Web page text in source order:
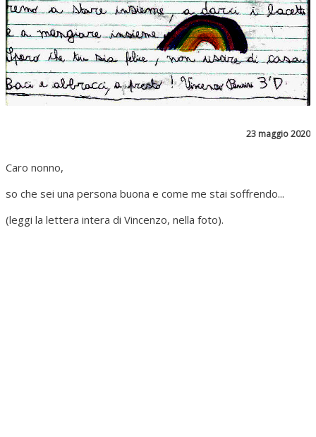
23 maggio 2020
Caro nonno,
so che sei una persona buona e come me stai soffrendo...
(leggi la lettera intera di Vincenzo, nella foto).